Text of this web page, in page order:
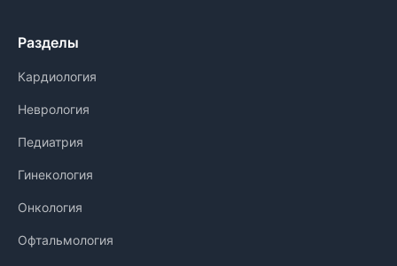
Разделы
Кардиология
Неврология
Педиатрия
Гинекология
Онкология
Офтальмология